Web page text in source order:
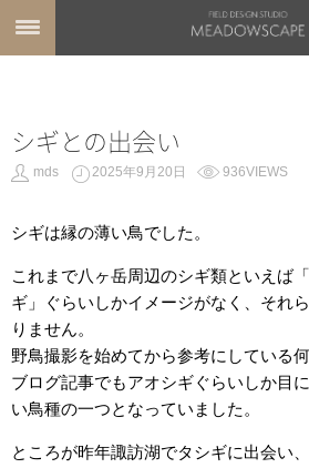
シギとの出会い
mds 2025年9月20日 936VIEWS
シギは縁の薄い鳥でした。
これまで八ヶ岳周辺のシギ類といえば
ギ」ぐらいしかイメージがなく、それ
りません。
野鳥撮影を始めてから参考にしている
ブログ記事でもアオシギぐらいしか目
い鳥種の一つとなっていました。
ところが昨年諏訪湖でタシギに出会い